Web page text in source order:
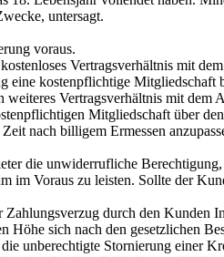
untersagt.
voraus.
Vertragsverhältnis mit
eine kostenpflichtige
Vertragsverhältnis mit
Mitgliedschaft über
nach billigem Ermessen
die unwiderrufliche
im Voraus zu leisten. Sollte der
durch den Kunden
Höhe sich nach den gesetzlichen
unberechtigte Stornierung einer